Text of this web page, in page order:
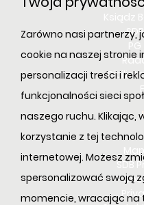
Zarówno nasi partnerzy,
cookie na naszej stronie
personalizacji treści i
funkcjonalności sieci
naszego ruchu. Klikając,
korzystanie z tej
internetowej. Możesz
spersonalizować swoją
momencie, wracając na
Luogo:
Il Campo Bosco 2010
SDB